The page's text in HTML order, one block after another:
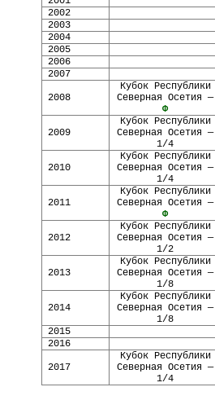
2002
2003
2004
2005
2006
2007
2008
Кубок Республики
Северная Осетия —
Ф
2009
Кубок Республики
Северная Осетия —
1/4
2010
Кубок Республики
Северная Осетия —
1/4
2011
Кубок Республики
Северная Осетия —
Ф
2012
Кубок Республики
Северная Осетия —
1/2
2013
Кубок Республики
Северная Осетия —
1/8
2014
Кубок Республики
Северная Осетия —
1/8
2015
2016
2017
Кубок Республики
Северная Осетия —
1/4